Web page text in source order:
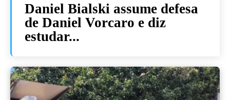
Daniel Bialski assume defesa
de Daniel Vorcaro e diz
estudar...